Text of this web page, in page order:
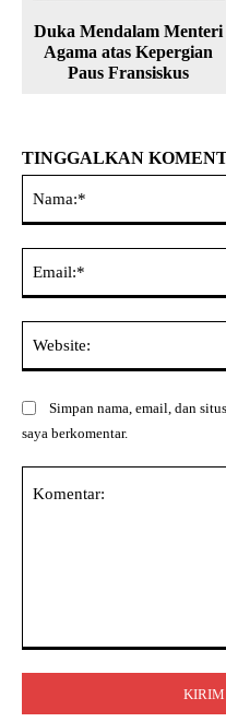
Duka Mendalam Menteri
Agama atas Kepergian
Paus Fransiskus
TINGGALKAN
Simpan nama, email, dan
saya berkomentar.